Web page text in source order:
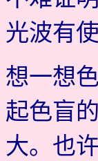
光波有
想一想
起色盲
大。也